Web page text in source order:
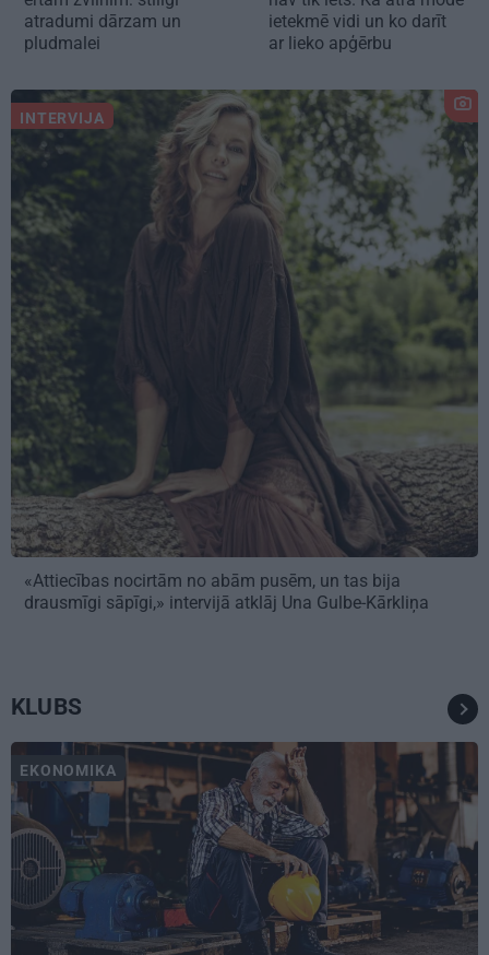
atradumi dārzam un
pludmalei
ietekmē vidi un ko darīt
ar lieko apģērbu
INTERVIJA
«Attiecības nocirtām no abām pusēm, un tas bija
drausmīgi sāpīgi,» intervijā atklāj Una Gulbe-Kārkliņa
KLUBS
EKONOMIKA